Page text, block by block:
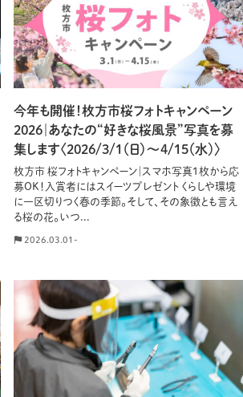
今年も開催！枚方市桜フォトキャンペーン
2026｜あなたの“好きな桜風景”写真を募
集します〈2026/3/1（日）〜4/15（水）〉
枚方市 桜フォトキャンペーン｜スマホ写真1枚から応
募OK！入賞者にはスイーツプレゼント くらしや環境
に一区切りつく春の季節。そして、その象徴とも言え
る桜の花。いつ...
2026.03.01-